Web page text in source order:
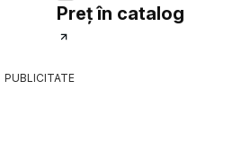
Preț în catalog
PUBLICITATE